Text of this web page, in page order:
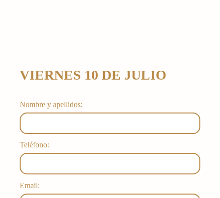
VIERNES 10 DE JULIO
Nombre y apellidos:
Teléfono:
Email: